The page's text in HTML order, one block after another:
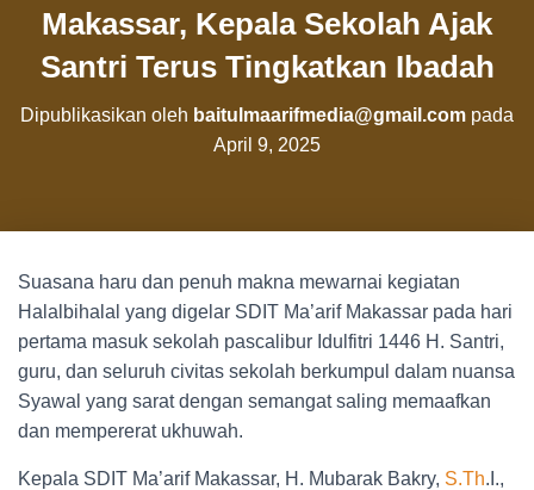
V
I
G
A
Makassar, Kepala Sekolah Ajak
Santri Terus Tingkatkan Ibadah
Dipublikasikan oleh baitulmaarifmedia@gmail.com pada
April 9, 2025
Suasana haru dan penuh makna mewarnai kegiatan
Halalbihalal yang digelar SDIT Ma’arif Makassar pada hari
pertama masuk sekolah pascalibur Idulfitri 1446 H. Santri,
guru, dan seluruh civitas sekolah berkumpul dalam nuansa
Syawal yang sarat dengan semangat saling memaafkan
dan mempererat ukhuwah.
Kepala SDIT Ma’arif Makassar, H. Mubarak Bakry, S.Th.I.,